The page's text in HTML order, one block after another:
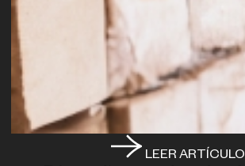
LEER ARTÍCULO